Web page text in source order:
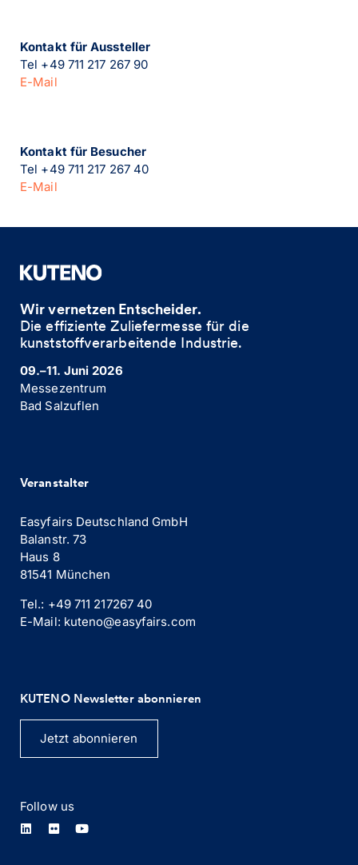
Kontakt für Aussteller
Tel +49 711 217 267 90
E-Mail
Kontakt für Besucher
Tel +49 711 217 267 40
E-Mail
Wir vernetzen Entscheider.
Die effiziente Zuliefermesse für die
kunststoffverarbeitende Industrie. ​
09.–11. Juni 2026
Messezentrum
Bad Salzuflen
Veranstalter
Easyfairs Deutschland GmbH
Balanstr. 73
Haus 8
81541 München
Tel.: +49 711 217267 40
E-Mail: kuteno@easyfairs.com
KUTENO Newsletter abonnieren
Jetzt abonnieren
Follow us